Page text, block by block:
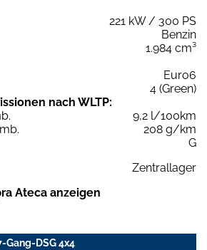
221 kW / 300 PS
Benzin
1.984 cm³
Euro6
4 (Green)
nach WLTP:
9,2 l/100km
208 g/km
G
Zentrallager
Ateca anzeigen
Gang-DSG 4x4